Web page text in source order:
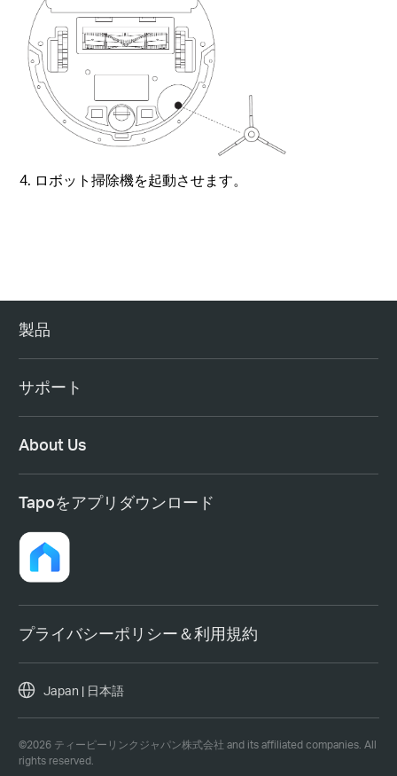
4. ロボット掃除機を起動させます。
製品
サポート
About Us
Tapoをアプリダウンロード
プライバシーポリシー＆利用規約
©2026 ティーピーリンクジャパン株式会社 and its affiliated companies. All
rights reserved.
Japan | 日本語